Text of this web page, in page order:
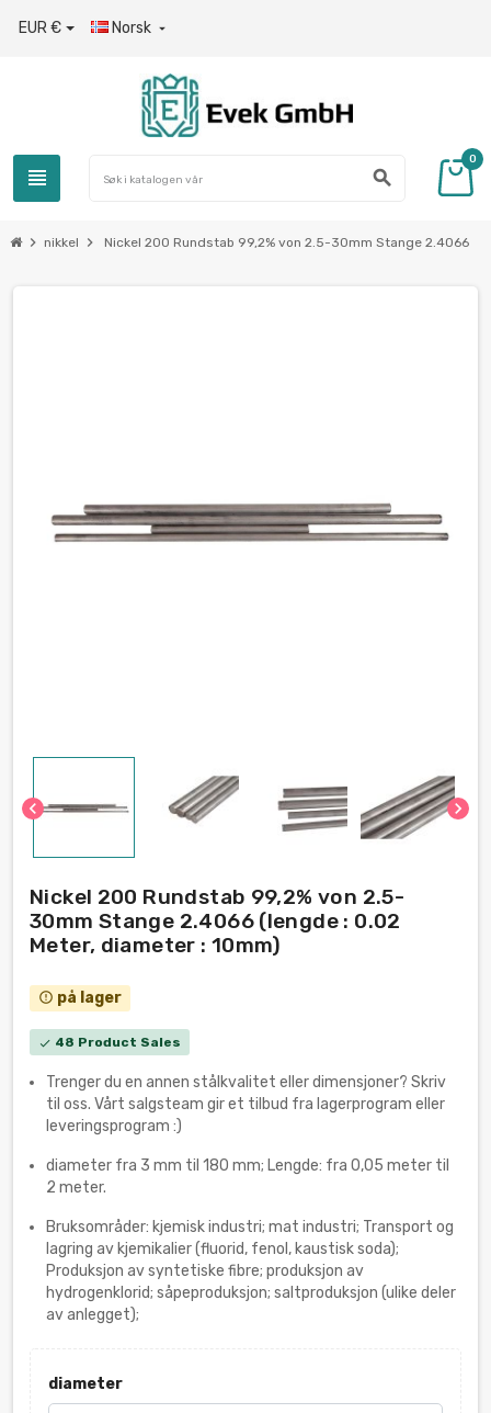
EUR € Norsk 
view_headline search
0
chevron_right nikkel chevron_right Nickel 200 Rundstab 99,2% von 2.5-30mm Stange 2.4066
chevron_left chevron_right
Nickel 200 Rundstab 99,2% von 2.5-
30mm Stange 2.4066 (lengde : 0.02
Meter, diameter : 10mm)
error_outline på lager
check 48 Product Sales
Trenger du en annen stålkvalitet eller dimensjoner? Skriv
til oss. Vårt salgsteam gir et tilbud fra lagerprogram eller
leveringsprogram :)
diameter fra 3 mm til 180 mm; Lengde: fra 0,05 meter til
2 meter.
Bruksområder: kjemisk industri; mat industri; Transport og
lagring av kjemikalier (fluorid, fenol, kaustisk soda);
Produksjon av syntetiske fibre; produksjon av
hydrogenklorid; såpeproduksjon; saltproduksjon (ulike deler
av anlegget);
diameter